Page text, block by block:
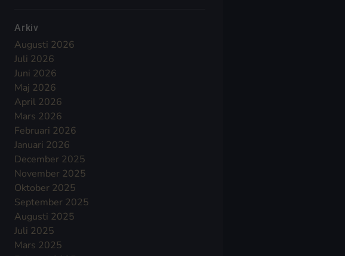
Arkiv
Augusti 2026
Juli 2026
Juni 2026
Maj 2026
April 2026
Mars 2026
Februari 2026
Januari 2026
December 2025
November 2025
Oktober 2025
September 2025
Augusti 2025
Juli 2025
Mars 2025